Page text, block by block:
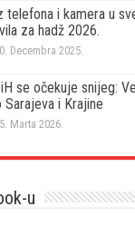
telefona i kamera u
za hadž 2026.
Decembra 2025.
se očekuje snijeg:
Sarajeva i Krajine
Marta 2026.
u